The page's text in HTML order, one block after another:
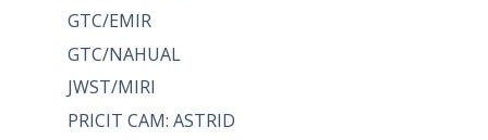
GTC/EMIR
GTC/NAHUAL
JWST/MIRI
PRICIT CAM: ASTRID